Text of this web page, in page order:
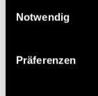
Notwendig
Präferenzen
Ähnliche Artikel